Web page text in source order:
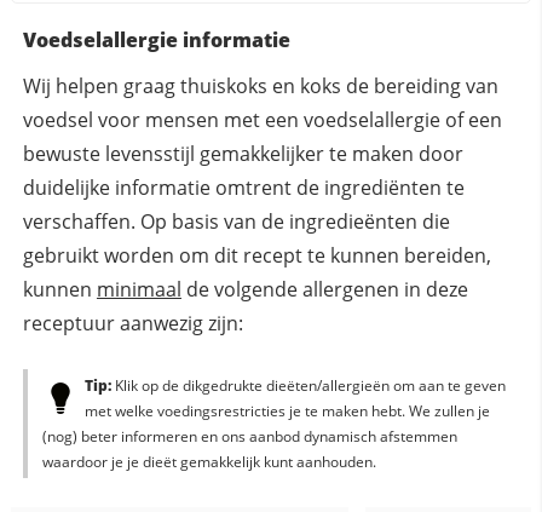
Voedselallergie informatie
Wij helpen graag thuiskoks en koks de bereiding van
voedsel voor mensen met een voedselallergie of een
bewuste levensstijl gemakkelijker te maken door
duidelijke informatie omtrent de ingrediënten te
verschaffen. Op basis van de ingredieënten die
gebruikt worden om dit recept te kunnen bereiden,
kunnen minimaal de volgende allergenen in deze
receptuur aanwezig zijn:
Tip:Klik op de dikgedrukte dieëten/allergieën om aan te geven
met welke voedingsrestricties je te maken hebt. We zullen je
(nog) beter informeren en ons aanbod dynamisch afstemmen
waardoor je je dieët gemakkelijk kunt aanhouden.